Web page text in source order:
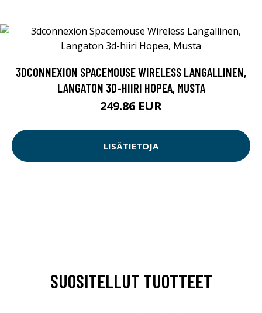
3DCONNEXION SPACEMOUSE WIRELESS LANGALLINEN,
LANGATON 3D-HIIRI HOPEA, MUSTA
249.86 EUR
LISÄTIETOJA
SUOSITELLUT TUOTTEET